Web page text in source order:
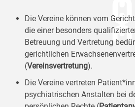
Die Vereine können vom
die einer besonders
Betreuung und Vertretung
gerichtlichen
(Vereinsvertretung).
Die Vereine vertreten
psychiatrischen Anstalten bei